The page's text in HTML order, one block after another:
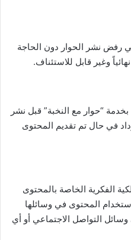
رفض نشر الحوار دون الحاجة
وغير قابل للاستئناف.
“حوار مع النخبة” قبل نشر
في حال تم تقديم المحتوى
الفكرية الخاصة بالمحتوى
المحتوى في وسائلها
التواصل الاجتماعي أو أي